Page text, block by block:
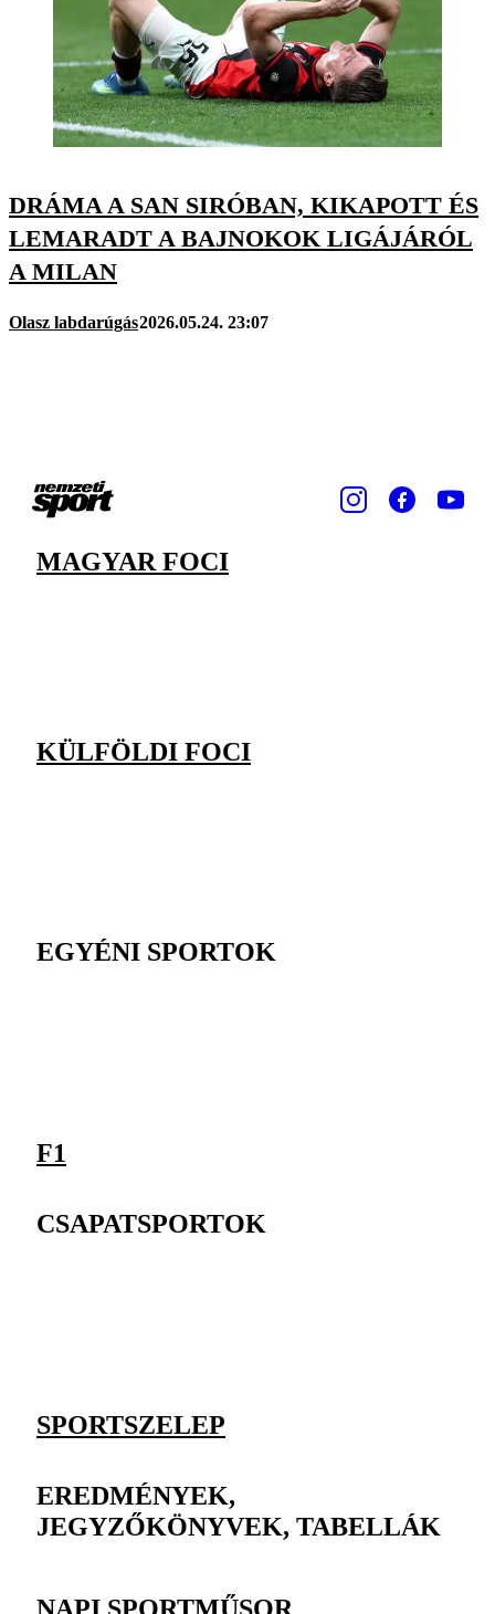
DRÁMA A SAN SIRÓBAN, KIKAPOTT ÉS
LEMARADT A BAJNOKOK LIGÁJÁRÓL
A MILAN
Olasz labdarúgás2026.05.24. 23:07
MAGYAR FOCI
KÜLFÖLDI FOCI
EGYÉNI SPORTOK
F1
CSAPATSPORTOK
SPORTSZELEP
EREDMÉNYEK,
JEGYZŐKÖNYVEK, TABELLÁK